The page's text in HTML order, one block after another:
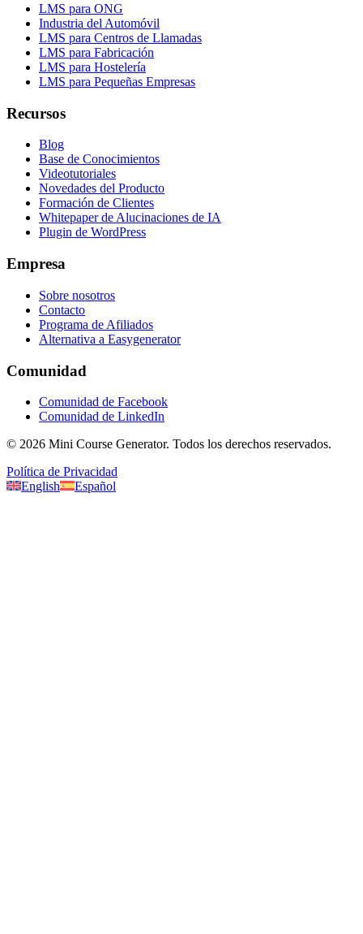
LMS para ONG
Industria del Automóvil
LMS para Centros de Llamadas
LMS para Fabricación
LMS para Hostelería
LMS para Pequeñas Empresas
Recursos
Blog
Base de Conocimientos
Videotutoriales
Novedades del Producto
Formación de Clientes
Whitepaper de Alucinaciones de IA
Plugin de WordPress
Empresa
Sobre nosotros
Contacto
Programa de Afiliados
Alternativa a Easygenerator
Comunidad
Comunidad de Facebook
Comunidad de LinkedIn
© 2026 Mini Course Generator. Todos los derechos reservados.
Política de Privacidad
English
Español